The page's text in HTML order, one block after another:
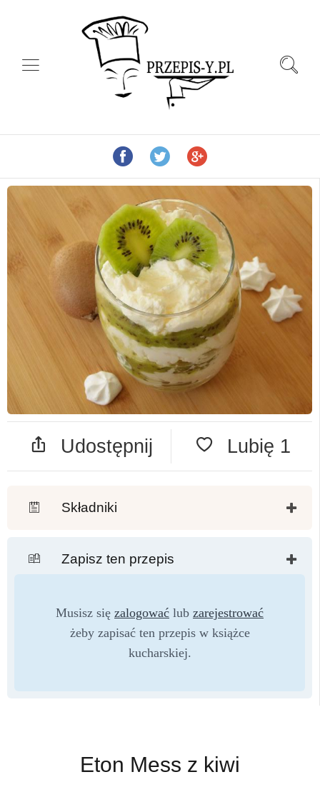
Udostępnij Lubię 1
Składniki
Zapisz ten przepis
Musisz się zalogować lub zarejestrować
żeby zapisać ten przepis w książce
kucharskiej.
Eton Mess z kiwi